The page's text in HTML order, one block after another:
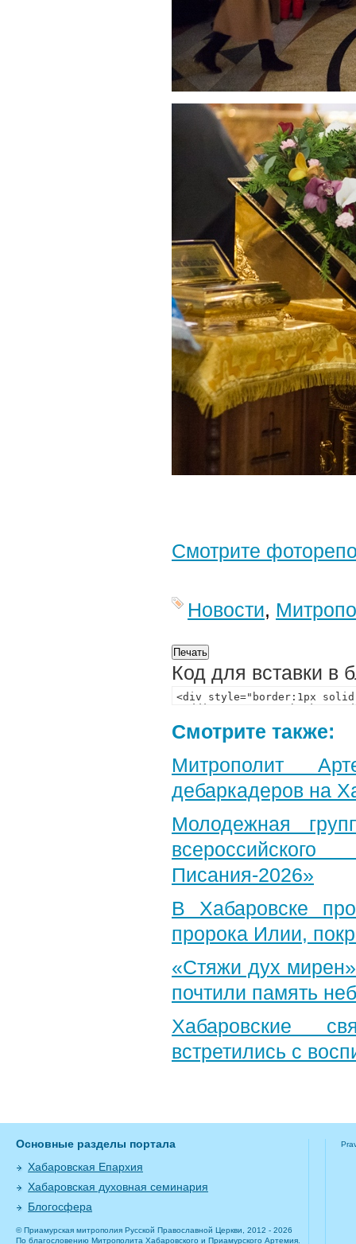
Смотрите
Новости,
Код для вставки в
Смотрите также:
Митрополит
дебаркадеров на
Молодежная
Писания-2026»
В Хабаровске
пророка Илии,
«Стяжи дух
почтили память
Хабаровские
встретились с
Основные разделы портала
Хабаровская Епархия
Хабаровская духовная семинария
Блогосфера
© Приамурская митрополия Русской Православной Церкви, 2012 - 2026
По благословению Митрополита Хабаровского и Приамурского Артемия.